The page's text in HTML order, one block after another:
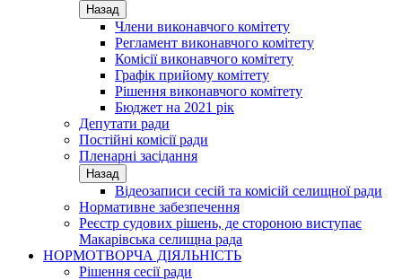
Назад
Члени виконавчого комітету
Регламент виконавчого комітету
Комісії виконавчого комітету
Графік прийому комітету
Рішення виконавчого комітету
Бюджет на 2021 рік
Депутати ради
Постійні комісії ради
Пленарні засідання
Назад
Відеозаписи сесій та комісій селищної ради
Нормативне забезпечення
Реєстр судових рішень, де стороною виступає
Макарівська селищна рада
НОРМОТВОРЧА ДІЯЛЬНІСТЬ
Рішення сесії ради